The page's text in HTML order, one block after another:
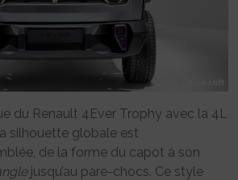
du Renault 4Ever Trophy avec la 4L
silhouette globale est
de la forme du capot à son
jusqu’au pare-chocs. Ce style